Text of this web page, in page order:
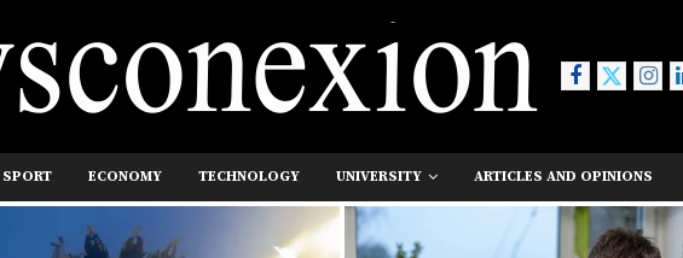
SPORT ECONOMY TECHNOLOGY UNIVERSITY ARTICLES AND OPINIONS